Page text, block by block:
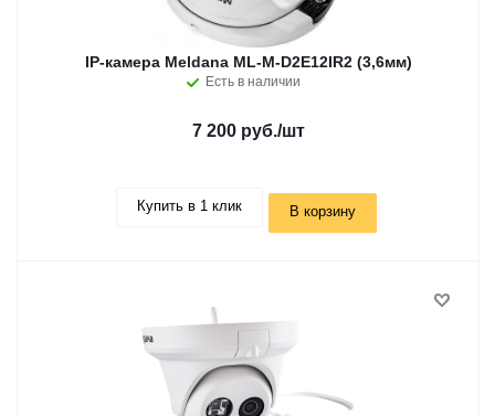
IP-камера Meldana ML-M-D2E12IR2 (3,6мм)
Есть в наличии
7 200 руб./шт
Купить в 1 клик В корзину